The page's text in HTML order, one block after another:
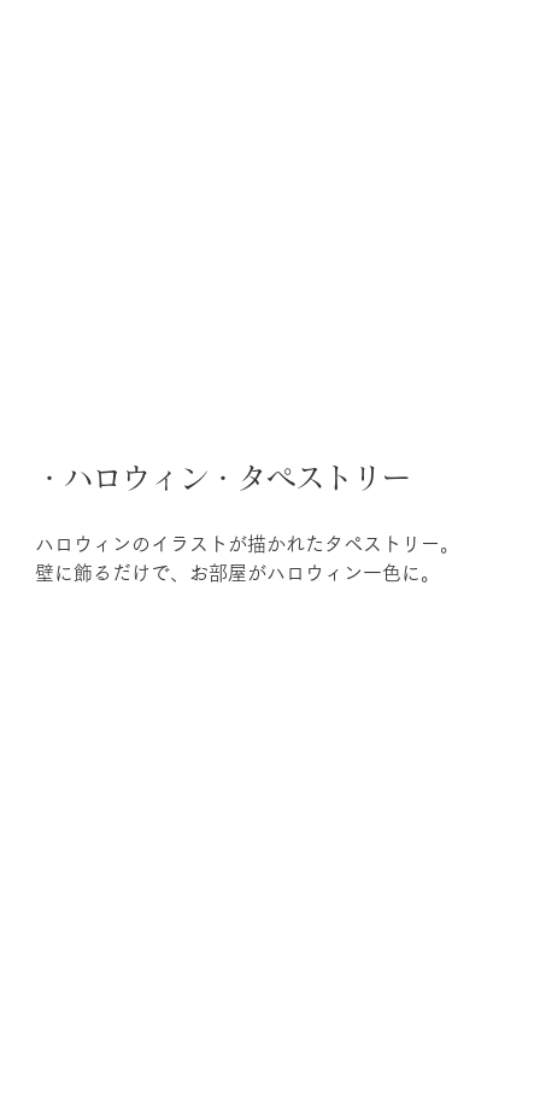
・ハロウィン・タペストリー
ハロウィンのイラストが描かれたタペストリー。
壁に飾るだけで、お部屋がハロウィン一色に。